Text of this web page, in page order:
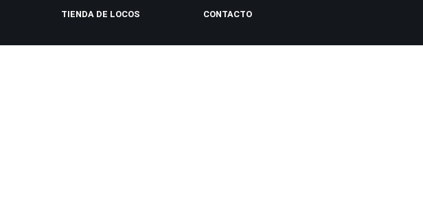
TIENDA DE LOCOS
CONTACTO